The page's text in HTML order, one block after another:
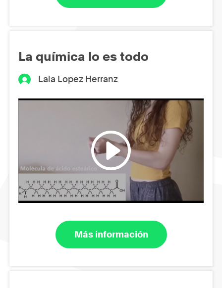
La química lo es todo
Laia Lopez Herranz
Más información